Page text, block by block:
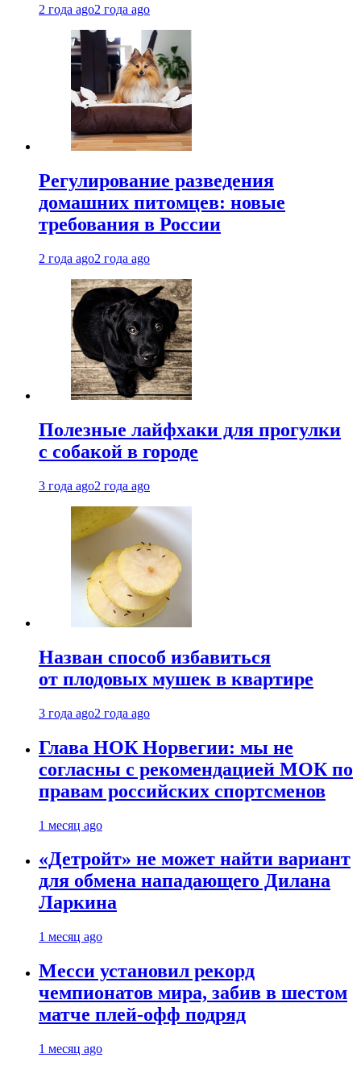
2 года ago2 года ago
Регулирование разведения
домашних питомцев: новые
требования в России
2 года ago2 года ago
Полезные лайфхаки для прогулки
с собакой в городе
3 года ago2 года ago
Назван способ избавиться
от плодовых мушек в квартире
3 года ago2 года ago
Глава НОК Норвегии: мы не
согласны с рекомендацией МОК по
правам российских спортсменов
1 месяц ago
«Детройт» не может найти вариант
для обмена нападающего Дилана
Ларкина
1 месяц ago
Месси установил рекорд
чемпионатов мира, забив в шестом
матче плей‑офф подряд
1 месяц ago